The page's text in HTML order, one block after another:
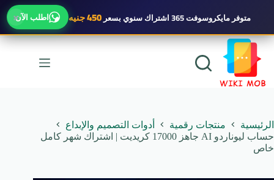
× متوفرمايكروسوفت 365 اشتراك سنوي بسعر450 جنيه اطلب الآن
التجاوز
المحتوى
الرئيسية منتجات رقمية
أدوات التصميم والإبداع
حساب ليوناردو AI جاهز 17000 كريديت | اشتراك شهر كامل
خاص